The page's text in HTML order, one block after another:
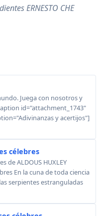
ERNESTO CHE
Juega con nosotros y
id="attachment_1743"
y acertijos"]
célebres
de ALDOUS HUXLEY
En la cuna de toda ciencia
serpientes estranguladas